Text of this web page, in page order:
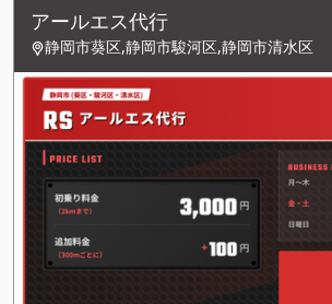
アールエス代行
静岡市葵区,静岡市駿河区,静岡市清水区